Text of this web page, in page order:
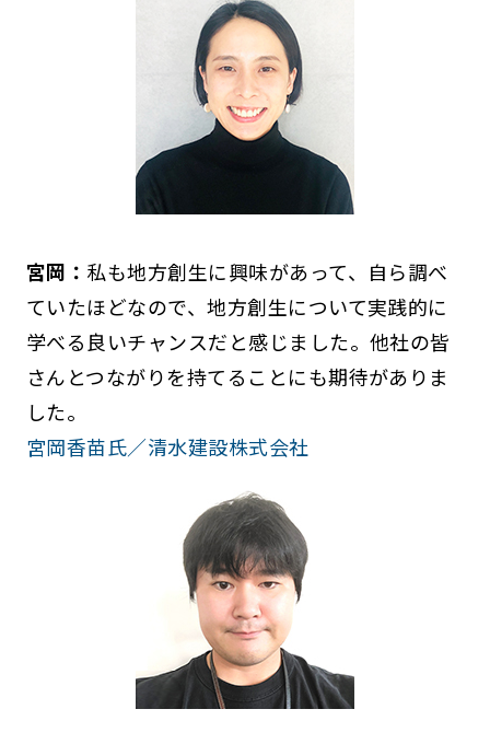
宮岡： 私も地方創生に興味があって、自ら調べ
ていたほどなので、地方創生について実践的に
学べる良いチャンスだと感じました。他社の皆
さんとつながりを持てることにも期待がありま
した。
宮岡香苗氏／清水建設株式会社